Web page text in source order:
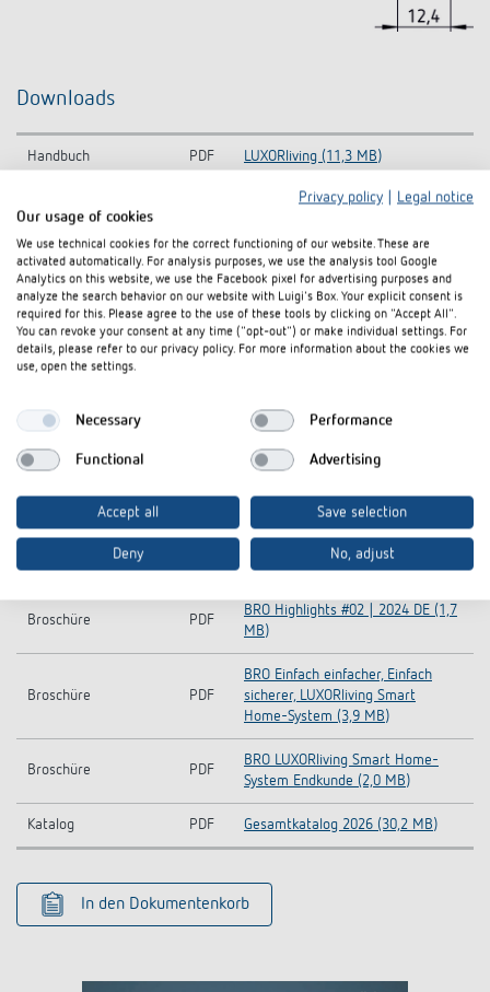
Downloads
Handbuch PDF LUXORliving (11,3 MB)
Gesamtdatenbank
LUXORliving DE-KNX-Database (all
CAD-Symbol ZIP LUXORliving (5,6 MB)
Bedienungsanleitung PDF
Bedienungsanleitung LXliving T-
Operating instructions (2,0 MB)
Data Act
Notice EU Data Act (59,1 kB)
Konformitätserklärung
LUXORliving T2.1-CE declaration of
conformity (236,9 kB)
Datenblatt PDF LUXORliving T2.1 (280,9 kB)
Broschüre PDF
BRO Highlights #02 | 2024 DE (1,7
MB)
Broschüre PDF
BRO Einfach einfacher, Einfach
sicherer, LUXORliving Smart
Home-System (3,9 MB)
Broschüre PDF
BRO LUXORliving Smart Home-
System Endkunde (2,0 MB)
Katalog PDF Gesamtkatalog 2026 (30,2 MB)
In den Dokumentenkorb
Privacy policy
Legal notice
Our usage of cookies
We use technical cookies for the correct functioning of our website. These are
activated automatically. For analysis purposes, we use the analysis tool Google
Analytics on this website, we use the Facebook pixel for advertising purposes and
analyze the search behavior on our website with Luigi's Box. Your explicit consent is
required for this. Please agree to the use of these tools by clicking on "Accept All".
You can revoke your consent at any time ("opt-out") or make individual settings. For
details, please refer to our privacy policy. For more information about the cookies we
use, open the settings.
Necessary Performance
Functional Advertising
Accept all Save selection
Deny No, adjust